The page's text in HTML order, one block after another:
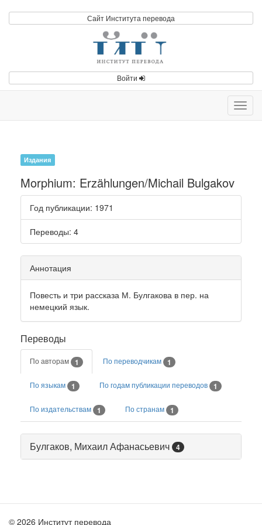
Сайт Института перевода
Войти
Издания
Morphium: Erzählungen/Michail Bulgakov
Год публикации: 1971
Переводы: 4
Аннотация
Повесть и три рассказа М. Булгакова в пер. на
немецкий язык.
Переводы
По авторам 1 По переводчикам 1
По языкам 1 По годам публикации переводов 1
По издательствам 1 По странам 1
Булгаков, Михаил Афанасьевич 4
© 2026 Институт перевода